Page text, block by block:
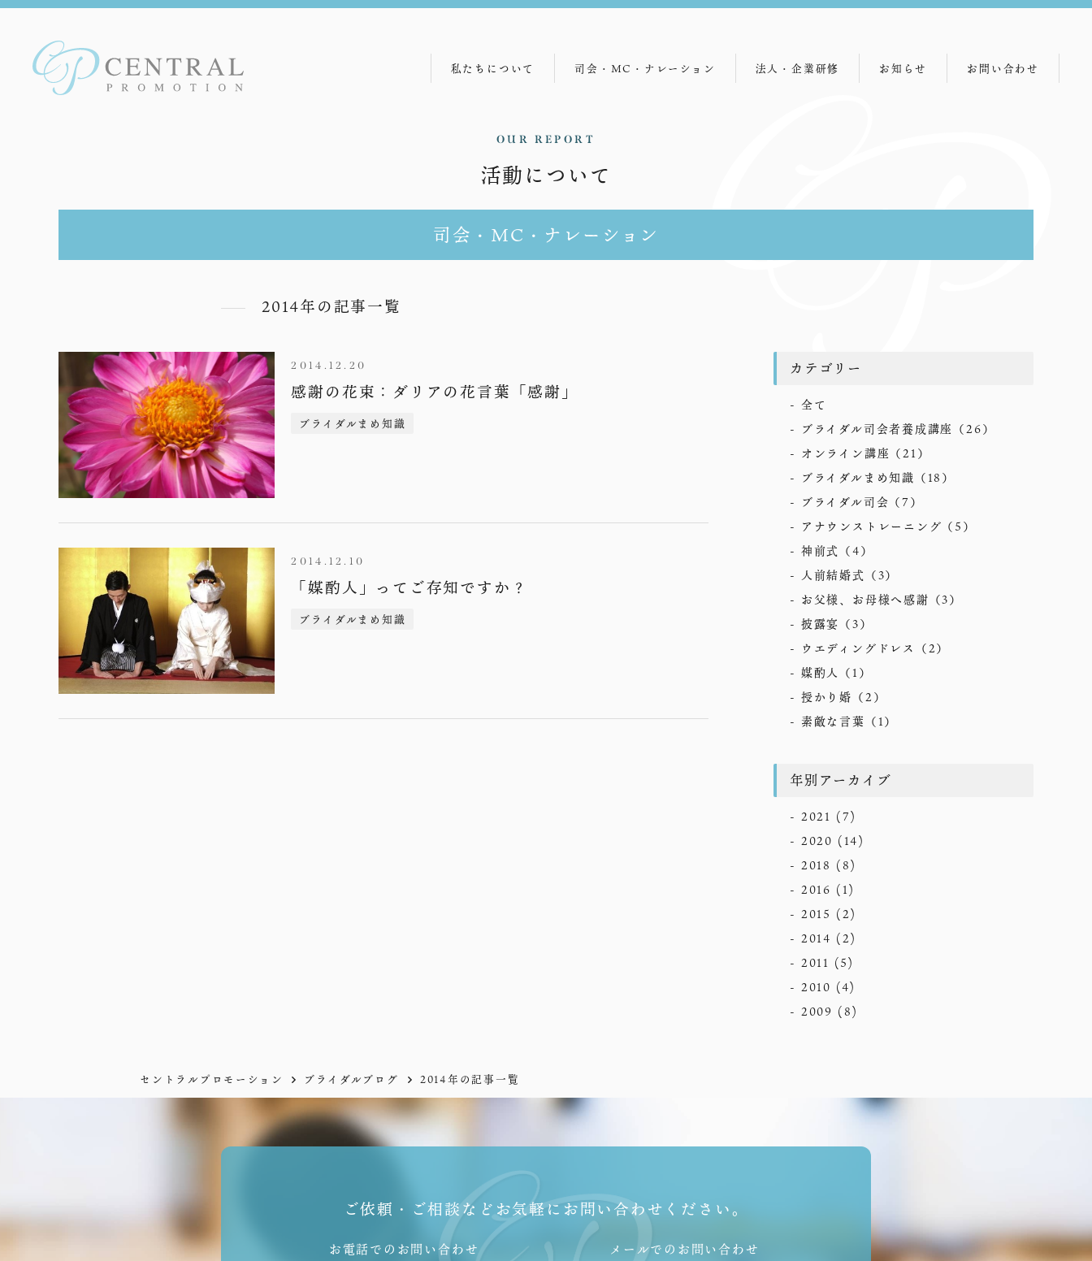
私たちについて
経営理念
沿革・経緯
司会・MC・ナレーション
主な契約先
司会者紹介
法人・企業研修 お知らせ お問い合わせ
OUR REPORT
活動について
司会・MC・ナレーション
2014年の記事一覧
2014.12.20
感謝の花束：ダリアの花言葉「感謝」
ブライダルまめ知識
2014.12.10
「媒酌人」ってご存知ですか？
ブライダルまめ知識
カテゴリー
全て
ブライダル司会者養成講座 （26）
オンライン講座 （21）
ブライダルまめ知識 （18）
ブライダル司会 （7）
アナウンストレーニング （5）
神前式 （4）
人前結婚式 （3）
お父様、お母様へ感謝 （3）
披露宴 （3）
ウエディングドレス （2）
媒酌人 （1）
授かり婚 （2）
素敵な言葉 （1）
年別アーカイブ
2021 (7)
2020 (14)
2018 (8)
2016 (1)
2015 (2)
2014 (2)
2011 (5)
2010 (4)
2009 (8)
セントラルプロモーション ブライダルブログ 2014年の記事一覧
ご依頼・ご相談などお気軽にお問い合わせください。
お電話でのお問い合わせ メールでのお問い合わせ